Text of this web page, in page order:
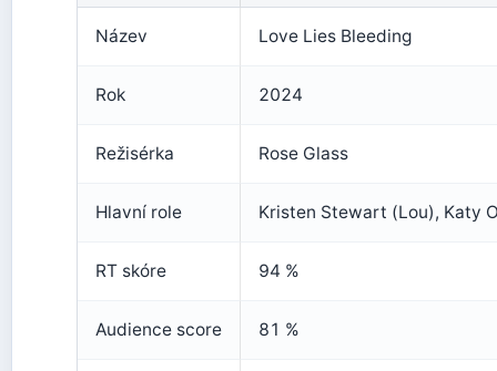
Název Love Lies Bleeding
Rok 2024
Režisérka Rose Glass
Hlavní role Kristen Stewart (Lou), Katy
RT skóre 94 %
Audience score 81 %